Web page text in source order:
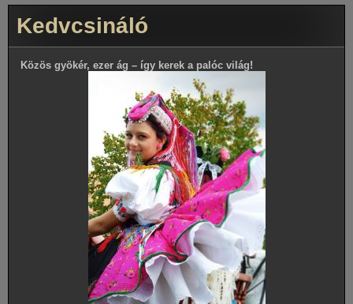
Kedvcsináló
Közös gyökér, ezer ág – így kerek a palóc világ!